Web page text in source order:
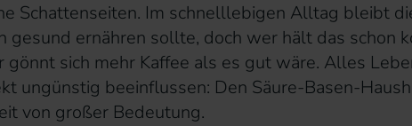
Schattenseiten. Im schnelllebigen Alltag bleibt
gesund ernähren sollte, doch wer hält das schon
gönnt sich mehr Kaffee als es gut wäre. Alles
ungünstig beeinflussen: Den Säure-Basen-
von großer Bedeutung.